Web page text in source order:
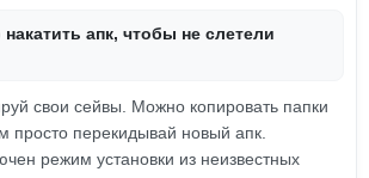
апк, чтобы не слетели
свои сейвы. Можно копировать папки
просто перекидывай новый апк.
режим установки из неизвестных